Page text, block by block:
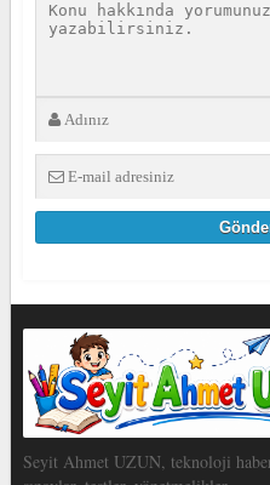
Seyit Ahmet UZUN, teknoloji